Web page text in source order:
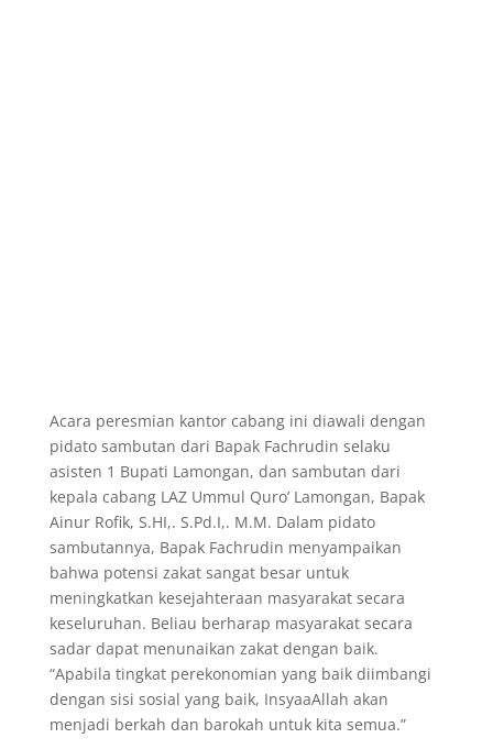
Acara peresmian kantor cabang ini diawali dengan
pidato sambutan dari Bapak Fachrudin selaku
asisten 1 Bupati Lamongan, dan sambutan dari
kepala cabang LAZ Ummul Quro’ Lamongan, Bapak
Ainur Rofik, S.HI,. S.Pd.I,. M.M. Dalam pidato
sambutannya, Bapak Fachrudin menyampaikan
bahwa potensi zakat sangat besar untuk
meningkatkan kesejahteraan masyarakat secara
keseluruhan. Beliau berharap masyarakat secara
sadar dapat menunaikan zakat dengan baik.
“Apabila tingkat perekonomian yang baik diimbangi
dengan sisi sosial yang baik, InsyaaAllah akan
menjadi berkah dan barokah untuk kita semua.”